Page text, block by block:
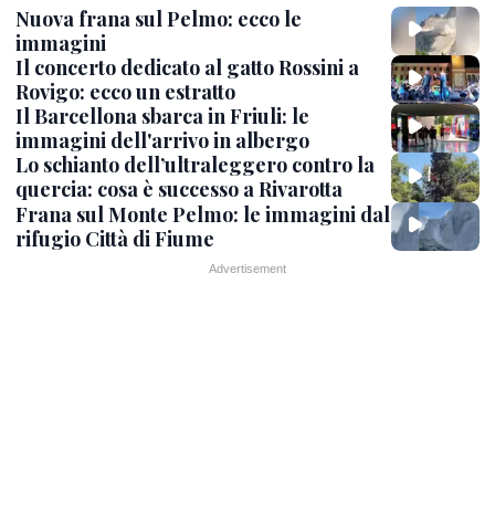
Nuova frana sul Pelmo: ecco le
immagini
Il concerto dedicato al gatto Rossini a
Rovigo: ecco un estratto
Il Barcellona sbarca in Friuli: le
immagini dell'arrivo in albergo
Lo schianto dell’ultraleggero contro la
quercia: cosa è successo a Rivarotta
Frana sul Monte Pelmo: le immagini dal
rifugio Città di Fiume